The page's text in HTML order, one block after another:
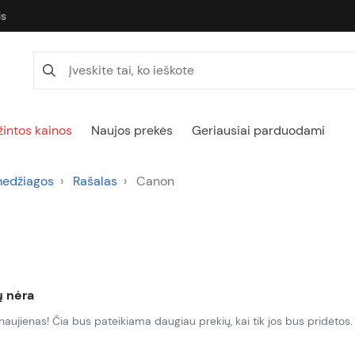
kainos Naujos prekės Geriausiai parduodami
Rašalas Canon
nėra
Čia bus pateikiama daugiau prekių, kai tik jos bus pridėtos.